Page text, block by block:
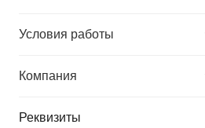
Условия работы
Компания
Реквизиты
в достаточном